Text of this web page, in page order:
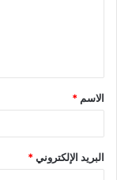
ق
*
الاسم *
البريد الإلكتروني*